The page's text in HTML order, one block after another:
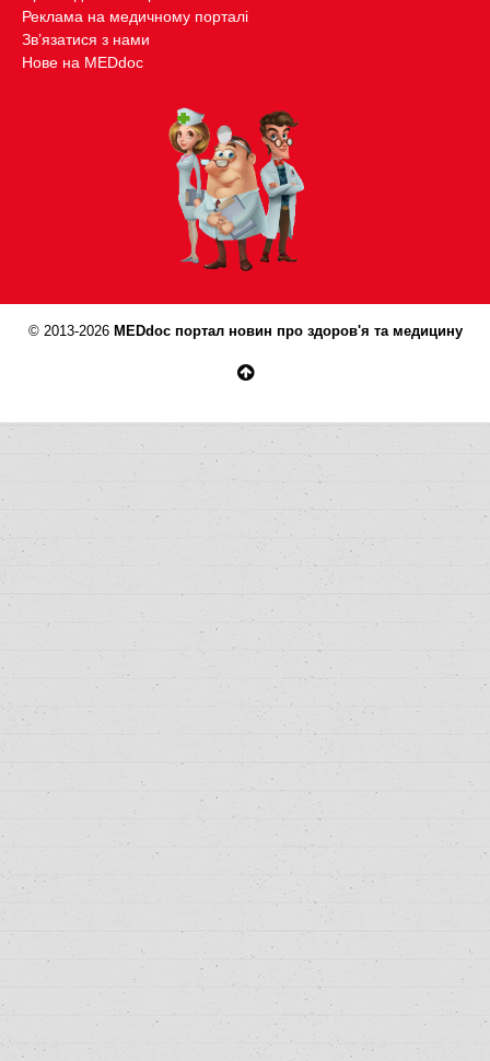
Реклама на медичному порталі
Зв’язатися з нами
Нове на MEDdoc
© 2013-2026 MEDdoc портал новин про здоров'я та медицину